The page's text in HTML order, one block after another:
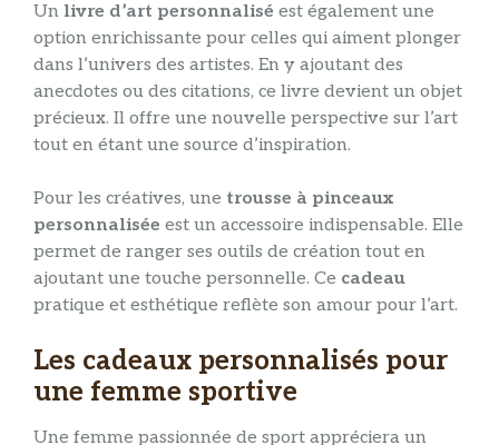
Un livre d’art personnalisé est également une
option enrichissante pour celles qui aiment plonger
dans l’univers des artistes. En y ajoutant des
anecdotes ou des citations, ce livre devient un objet
précieux. Il offre une nouvelle perspective sur l’art
tout en étant une source d’inspiration.
Pour les créatives, une trousse à pinceaux
personnalisée est un accessoire indispensable. Elle
permet de ranger ses outils de création tout en
ajoutant une touche personnelle. Ce cadeau
pratique et esthétique reflète son amour pour l’art.
Les cadeaux personnalisés pour
une femme sportive
Une femme passionnée de sport appréciera un